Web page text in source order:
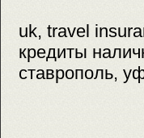
uk, travel
кредиты
ставрополь,